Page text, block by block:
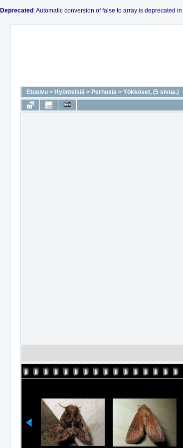
Deprecated : Automatic conversion of false to array is deprecated in
Etusivu > Hyönteisiä > Perhosia > Yökköset, (5 sivua.)